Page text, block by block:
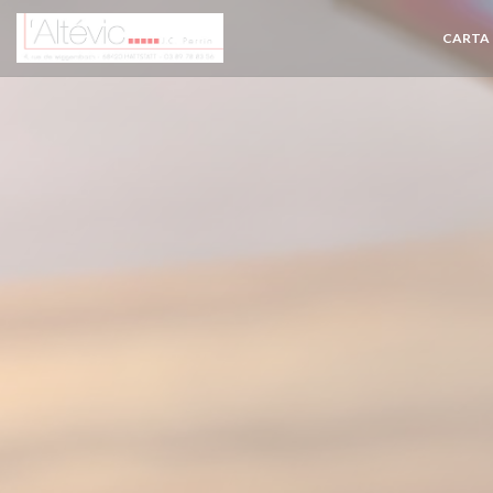
Personalización de sus opciones de cookies
CARTA